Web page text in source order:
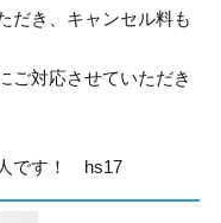
だき、キャンセル料も
ご対応させていただき
です！ hs17